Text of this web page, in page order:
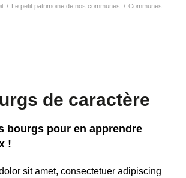
/ Le petit patrimoine de nos communes / Communes
de caractère
bourgs pour en apprendre
!
sit amet, consectetuer adipiscing